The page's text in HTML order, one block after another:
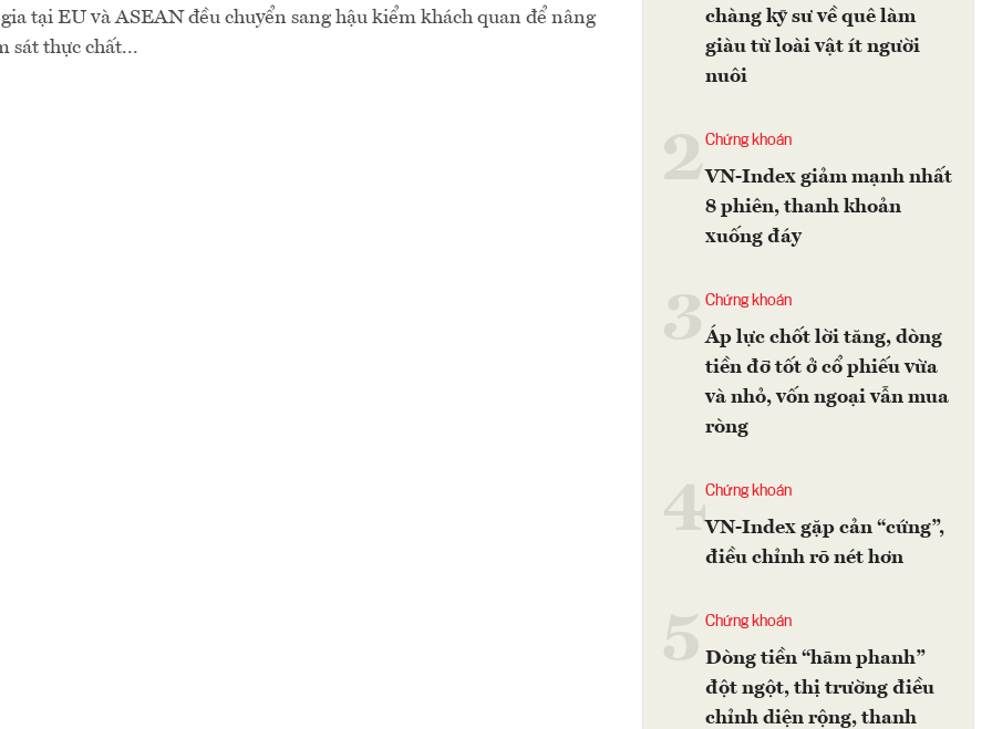
tại EU và ASEAN đều chuyển sang hậu kiểm khách quan để nâng
sát thực chất...
chàng kỹ sư về quê làm
giàu từ loài vật ít người
nuôi
2Chứng khoán
VN-Index giảm mạnh nhất
8 phiên, thanh khoản
xuống đáy
Chứng khoán
Áp lực chốt lời tăng, dòng
tiền đỡ tốt ở cổ phiếu vừa
và nhỏ, vốn ngoại vẫn mua
ròng
4Chứng khoán
VN-Index gặp cản “cứng”,
điều chỉnh rõ nét hơn
Chứng khoán
Dòng tiền “hãm phanh”
đột ngột, thị trường điều
chỉnh diện rộng, thanh